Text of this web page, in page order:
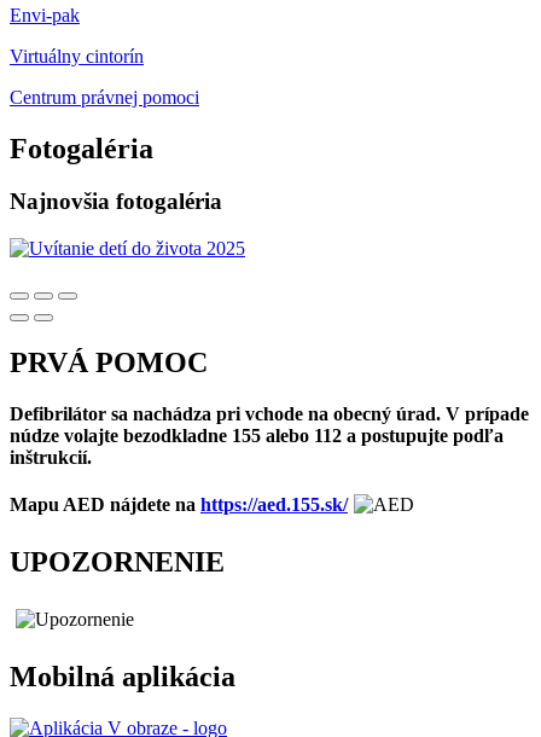
Envi-pak
Virtuálny cintorín
Centrum právnej pomoci
Fotogaléria
Najnovšia fotogaléria
PRVÁ POMOC
Defibrilátor sa nachádza pri vchode na obecný úrad. V prípade
núdze volajte bezodkladne 155 alebo 112 a postupujte podľa
inštrukcií.
Mapu AED nájdete na https://aed.155.sk/
UPOZORNENIE
Mobilná aplikácia